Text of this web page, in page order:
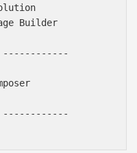
Builder
------------
------------